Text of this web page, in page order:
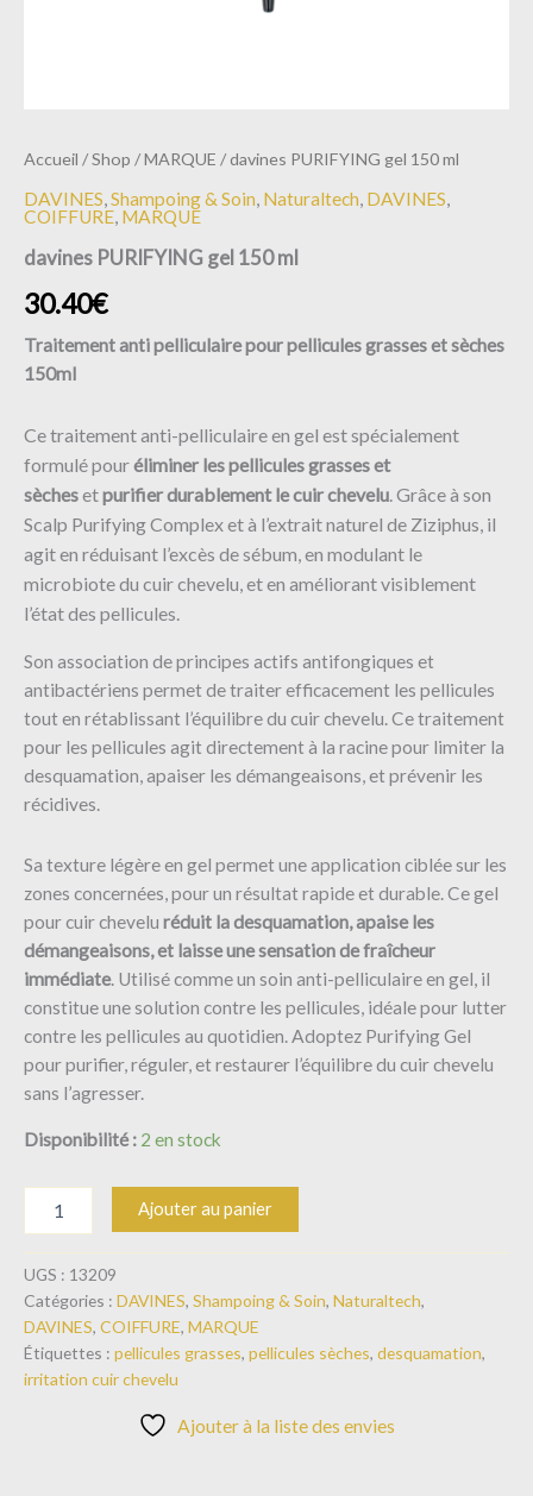
Accueil /Shop /MARQUE / davines PURIFYING gel 150 ml
DAVINES Shampoing & Soin Naturaltech DAVINES
COIFFURE MARQUE
davines PURIFYING gel 150 ml
30.40€
Traitement anti pelliculaire pour pellicules grasses et sèches
150ml
Ce traitement anti-pelliculaire en gel est spécialement
formulé pouréliminer les pellicules grasses et
sèchesetpurifier durablement le cuir chevelu. Grâce à son
Scalp Purifying Complex et à l’extrait naturel de Ziziphus, il
agit en réduisant l’excès de sébum, en modulant le
microbiote du cuir chevelu, et en améliorant visiblement
l’état des pellicules.
Son association de principes actifs antifongiques et
antibactériens permet de traiter efficacement les pellicules
tout en rétablissant l’équilibre du cuir chevelu. Ce traitement
pour les pellicules agit directement à la racine pour limiter la
desquamation, apaiser les démangeaisons, et prévenir les
récidives.
Sa texture légère en gel permet une application ciblée sur les
zones concernées, pour un résultat rapide et durable. Ce gel
pour cuir chevelu réduit la desquamation, apaise les
démangeaisons, et laisse une sensation de fraîcheur
immédiate. Utilisé comme un soin anti-pelliculaire en gel, il
constitue une solution contre les pellicules, idéale pour lutter
contre les pellicules au quotidien. Adoptez Purifying Gel
pour purifier, réguler, et restaurer l’équilibre du cuir chevelu
sans l’agresser.
Disponibilité : 2 en stock
Ajouter au panier
UGS : 13209
Catégories : DAVINES, Shampoing & Soin, Naturaltech,
DAVINES, COIFFURE, MARQUE
Étiquettes : pellicules grasses, pellicules sèches, desquamation,
irritation cuir chevelu
Ajouter à la liste des envies